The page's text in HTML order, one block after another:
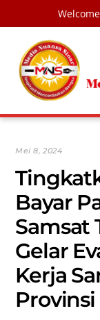
content
Mei 8, 2024
Bayar
Samsat
Gelar
Kerja